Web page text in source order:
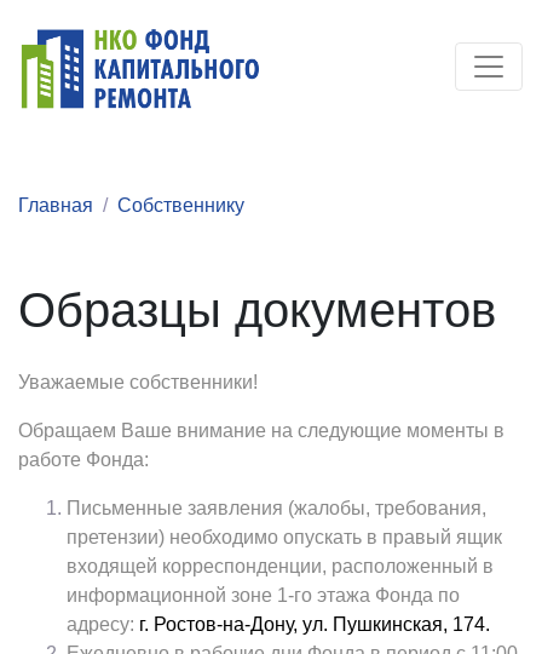
Главная Собственнику
Образцы документов
Уважаемые собственники!
Обращаем Ваше внимание на следующие моменты в
работе Фонда:
Письменные заявления (жалобы, требования,
претензии) необходимо опускать в правый ящик
входящей корреспонденции, расположенный в
информационной зоне 1-го этажа Фонда по
адресу: г. Ростов-на-Дону, ул. Пушкинская, 174.